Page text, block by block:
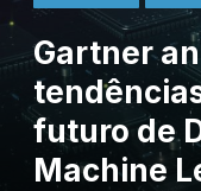
Gartner
futuro de
Machine